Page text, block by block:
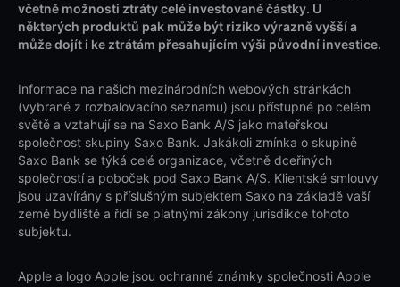
včetně možnosti ztráty celé investované částky. U
některých produktů pak může být riziko výrazně vyšší a
může dojít i ke ztrátám přesahujícím výši původní investice.
Informace na našich mezinárodních webových stránkách
(vybrané z rozbalovacího seznamu) jsou přístupné po celém
světě a vztahují se na Saxo Bank A/S jako mateřskou
společnost skupiny Saxo Bank. Jakákoli zmínka o skupině
Saxo Bank se týká celé organizace, včetně dceřiných
společností a poboček pod Saxo Bank A/S. Klientské smlouvy
jsou uzavírány s příslušným subjektem Saxo na základě vaší
země bydliště a řídí se platnými zákony jurisdikce tohoto
subjektu.
Apple a logo Apple jsou ochranné známky společnosti Apple